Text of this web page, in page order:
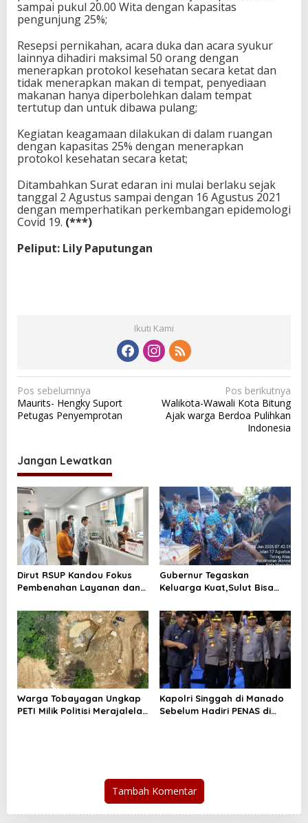
sampai pukul 20.00 Wita dengan kapasitas
pengunjung 25%;
Resepsi pernikahan, acara duka dan acara syukur
lainnya dihadiri maksimal 50 orang dengan
menerapkan protokol kesehatan secara ketat dan
tidak menerapkan makan di tempat, penyediaan
makanan hanya diperbolehkan dalam tempat
tertutup dan untuk dibawa pulang;
Kegiatan keagamaan dilakukan di dalam ruangan
dengan kapasitas 25% dengan menerapkan
protokol kesehatan secara ketat;
Ditambahkan Surat edaran ini mulai berlaku sejak
tanggal 2 Agustus sampai dengan 16 Agustus 2021
dengan memperhatikan perkembangan epidemologi
Covid 19. (***)
Peliput: Lily Paputungan
Ikuti Kami
N
a
g
a
s
i
p
o
s
Pos sebelumnya
Maurits- Hengky Suport
Petugas Penyemprotan
Pos berikutnya
Walikota-Wawali Kota Bitung
Ajak warga Berdoa Pulihkan
Indonesia
Jangan Lewatkan
Dirut RSUP Kandou Fokus
Pembenahan Layanan dan
Pasien
Gubernur Tegaskan
Keluarga Kuat,Sulut Bisa
Warga Tobayagan Ungkap
PETI Milik Politisi Merajalela
Kapolri Singgah di Manado
Sebelum Hadiri PENAS di
Tambah Komentar